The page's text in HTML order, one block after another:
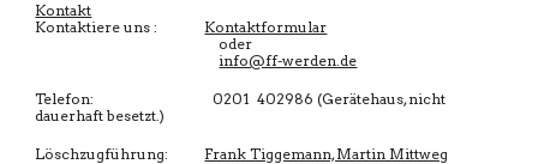
Kontakt
Kontaktiere uns : Kontaktformular
oder
info@ff-werden.de
Telefon: 0201 402986 (Gerätehaus, nicht
dauerhaft besetzt.)
Löschzugführung: Frank Tiggemann, Martin Mittweg